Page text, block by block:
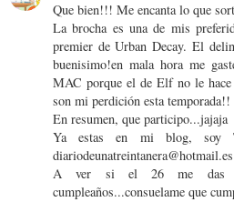
Que bien!!! Me encanta lo que
La brocha es una de mis
premier de Urban Decay. El
buenisimo!en mala hora me
MAC porque el de Elf no le hace
son mi perdición esta temporada!!
En resumen, que participo...jajaja
Ya estas en mi blog, soy
diariodeunatreintanera@hotmail.es
A ver si el 26 me das
cumpleaños...consuelame que